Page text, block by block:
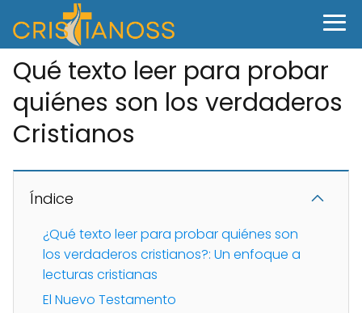
Qué texto leer para probar
quiénes son los verdaderos
Cristianos
Índice
¿Qué texto leer para probar quiénes son
los verdaderos cristianos?: Un enfoque a
lecturas cristianas
El Nuevo Testamento